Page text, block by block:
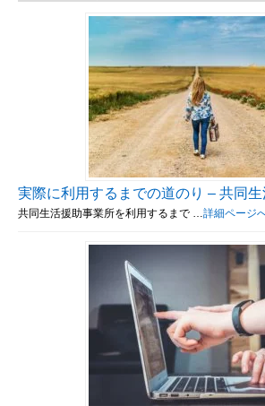
実際に利用するまでの道のり – 共同生
共同生活援助事業所を利用するまで …詳細ページ